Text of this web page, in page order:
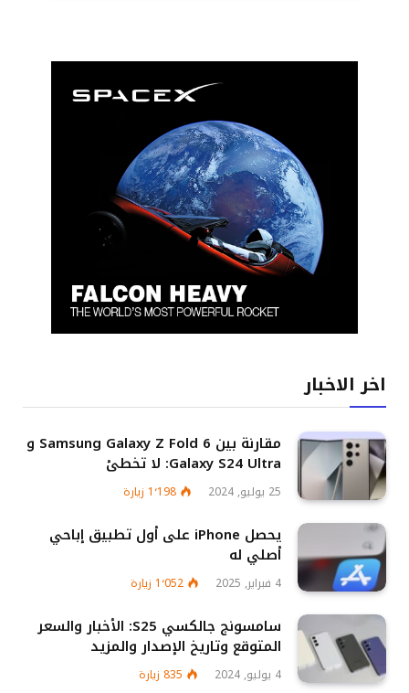
اخر الاخبار
مقارنة بين Samsung Galaxy Z Fold 6 و
Galaxy S24 Ultra: لا تخطئ
25 يوليو, 2024 1٬198 زيارة
يحصل iPhone على أول تطبيق إباحي
أصلي له
4 فبراير, 2025 1٬052 زيارة
سامسونج جالكسي S25: الأخبار والسعر
المتوقع وتاريخ الإصدار والمزيد
4 يوليو, 2024 835 زيارة